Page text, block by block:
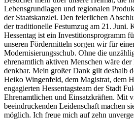
Lebensgrundlagen und regionalen
der Staatskanzlei. Den feierlichen
der traditionelle Festumzug am 21. Juni.
Hessentag ist ein Investitionsprogramm
unseren Fördermitteln sorgen wir für
Modernisierungsschub. Ohne die
ehrenamtlich aktiven Menschen wäre der
denkbar. Mein großer Dank gilt deshalb
Heiko Wingenfeld, dem Magistrat, dem
engagierten Hessentagsteam der Stadt
Ehrenamtlichen und Einsatzkräften. Mit
beeindruckenden Leidenschaft machen
möglich. Ich freue mich auf zehn